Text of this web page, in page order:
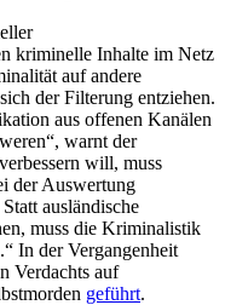
kriminelle Inhalte im Netz
auf andere
der Filterung entziehen.
aus offenen Kanälen
warnt der
will, muss
der Auswertung
ausländische
muss die Kriminalistik
In der Vergangenheit
Verdachts auf
geführt.